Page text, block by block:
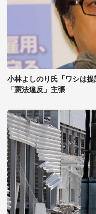
小林よしのり氏「ワシは
「憲法違反」主張